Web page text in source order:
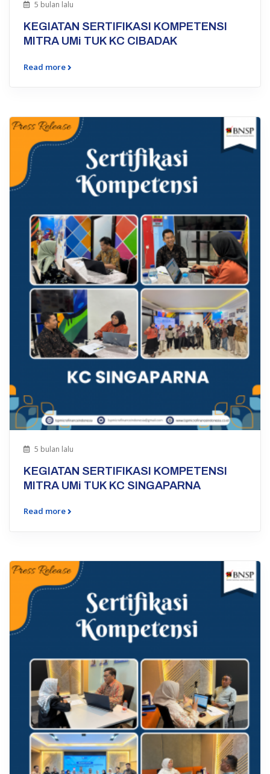
5 bulan lalu
KEGIATAN SERTIFIKASI KOMPETENSI
MITRA UMi TUK KC CIBADAK
Read more
5 bulan lalu
KEGIATAN SERTIFIKASI KOMPETENSI
MITRA UMi TUK KC SINGAPARNA
Read more